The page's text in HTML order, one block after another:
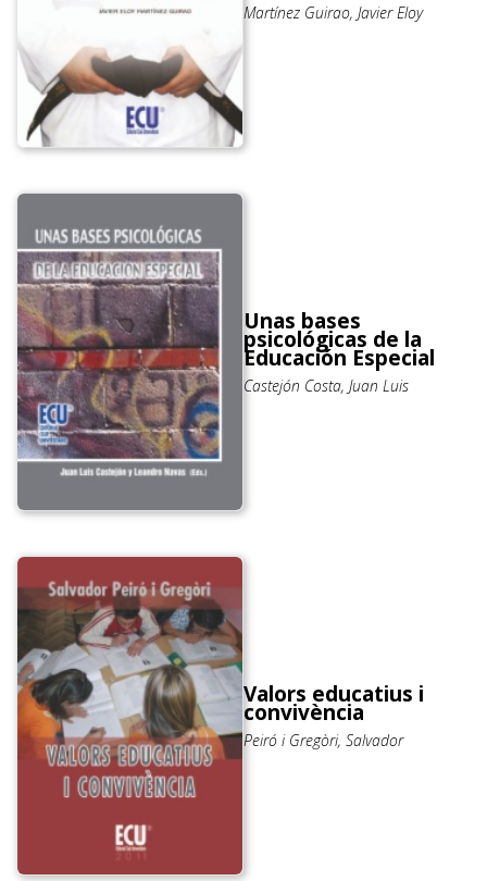
Martínez Guirao, Javier Eloy
Unas bases
psicológicas de la
Educación Especial
Castejón Costa, Juan Luis
Valors educatius i
convivència
Peiró i Gregòri, Salvador